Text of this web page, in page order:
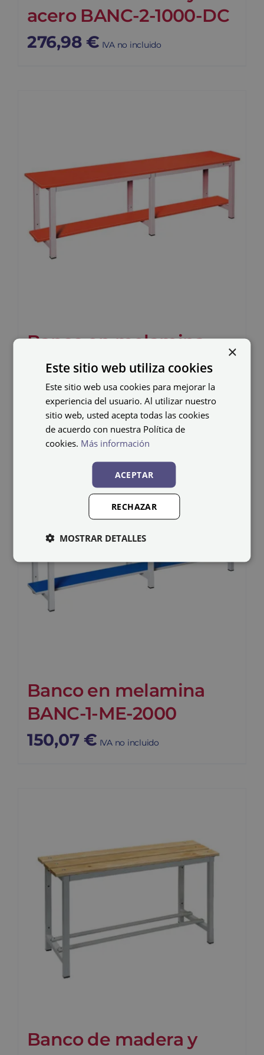
acero BANC-2-1000-DC
276,98 € IVA no incluido
Banco en melamina
BANC-1-ME-1500
114,93€ IVA no incluido
Banco en melamina
BANC-1-ME-2000
150,07 € IVA no incluido
Banco de madera y
×
Este sitio web utiliza cookies
Este sitio web usa cookies para mejorar la
experiencia del usuario. Al utilizar nuestro
sitio web, usted acepta todas las cookies
de acuerdo con nuestra Política de
cookies. Más información
ACEPTAR
RECHAZAR
MOSTRAR DETALLES